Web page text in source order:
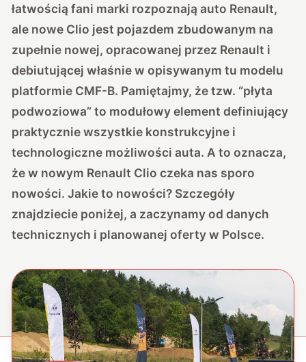
łatwością fani marki rozpoznają auto Renault,
ale nowe Clio jest pojazdem zbudowanym na
zupełnie nowej, opracowanej przez Renault i
debiutującej właśnie w opisywanym tu modelu
platformie CMF-B. Pamiętajmy, że tzw. “płyta
podwoziowa” to modułowy element definiujący
praktycznie wszystkie konstrukcyjne i
technologiczne możliwości auta. A to oznacza,
że w nowym Renault Clio czeka nas sporo
nowości. Jakie to nowości? Szczegóły
znajdziecie poniżej, a zaczynamy od danych
technicznych i planowanej oferty w Polsce.